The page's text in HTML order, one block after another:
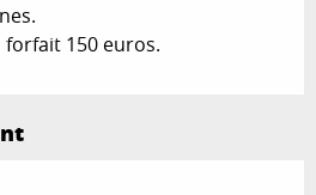
forfait 150 euros.